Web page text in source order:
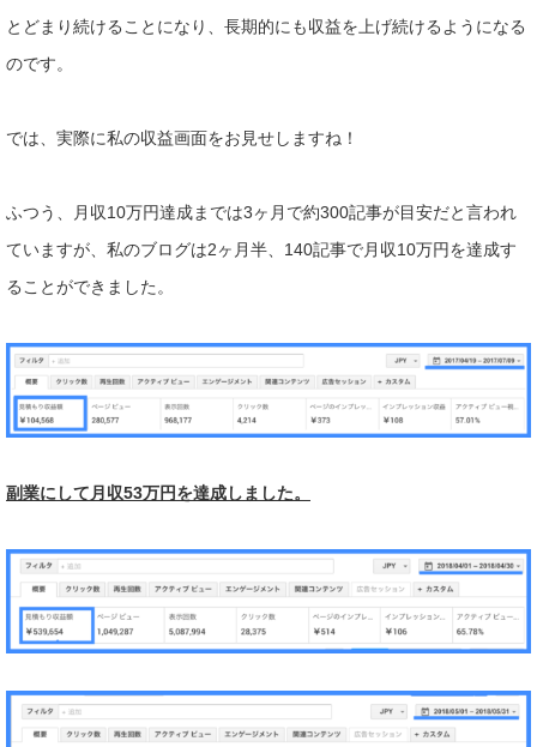
とどまり続けることになり、長期的にも収益を上げ続けるよう になる
のです。
では、実際に私の収益画面をお見せしますね！
ふつう、月収10万円達成までは3ヶ月で約300記事が目安だと 言われ
ていますが、私のブログは2ヶ月半、140記事で月収10万円を達成す
ることができました。
副業にして月収53万円を達成しました。